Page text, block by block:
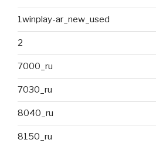
1winplay-ar_new_used
2
7000_ru
7030_ru
8040_ru
8150_ru